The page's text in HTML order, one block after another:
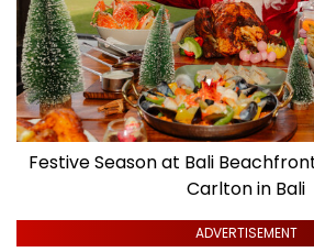
Festive Season at Bali
Carlton in Bali
ADVERTISEMENT